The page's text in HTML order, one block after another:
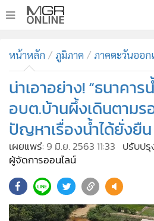
ทันเหตุการณ์
• ภาคใต้
Online Section
• บันเทิง
• ผู้จัดการรายวัน
• ละคร
• CbizReview
หน้าหลัก ภูมิภาค ภาคตะวันออก
น่าเอาอย่าง! “ธนาคาร
อบต.บ้านผึ้งเดินตาม
ปัญหาเรื่องน้ำได้ยั่งยืน
เผยแพร่: 9 มิ.ย. 2563 11:33 ปรับปรุ
ผู้จัดการออนไลน์